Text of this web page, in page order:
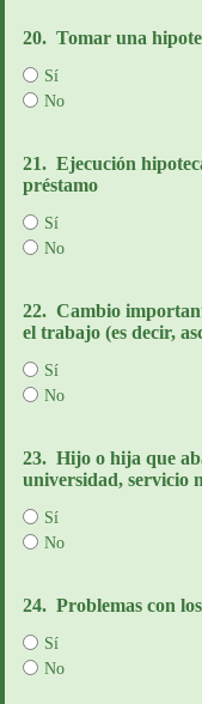
20. Tomar una
Sí
No
21. Ejecución
préstamo
Sí
No
22. Cambio
el trabajo (es decir,
Sí
No
23. Hijo o hija que
universidad, servicio
Sí
No
24. Problemas con
Sí
No